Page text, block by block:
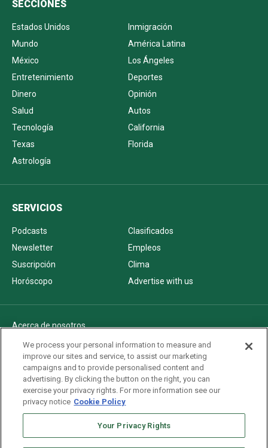
SECCIONES
Estados Unidos
Inmigración
Mundo
América Latina
México
Los Ángeles
Entretenimiento
Deportes
Dinero
Opinión
Salud
Autos
Tecnología
California
Texas
Florida
Astrología
SERVICIOS
Podcasts
Clasificados
Newsletter
Empleos
Suscripción
Clima
Horóscopo
Advertise with us
Acerca de nosotros
Politica de privacidad
Pautas Editoriales
AdChoices
Advertise with us
Newsletters
We process your personal information to measure and
improve our sites and service, to assist our marketing
campaigns and to provide personalised content and
advertising. By clicking the button on the right, you can
exercise your privacy rights. For more information see our
privacy notice Cookie Policy
Your Privacy Rights